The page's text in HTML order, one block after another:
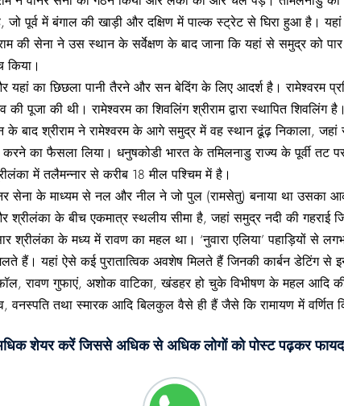
पूर्व में बंगाल की खाड़ी और दक्षिण में पाल्‍क स्‍ट्रेट से घिरा हुआ है।
की सेना ने उस स्थान के सर्वेक्षण के बाद जाना कि यहां से समुद्र को
किया।
का छिछला पानी तैरने और सन बेदिंग के लिए आदर्श है। रामेश्‍वरम
पूजा की थी। रामेश्वरम का शिवलिंग श्रीराम द्वारा स्थापित शिवलिंग है।
के बाद श्रीराम ने रामेश्वरम के आगे समुद्र में वह स्थान ढूंढ़ निकाला,
का फैसला लिया। धनुषकोडी भारत के तमिलनाडु राज्‍य के पूर्वी तट पर
में तलैमन्‍नार से करीब 18 मील पश्‍चिम में है।
सेना के माध्यम से नल और नील ने जो पुल (रामसेतु) बनाया था उसका
श्रीलंका के बीच एकमात्र स्‍थलीय सीमा है, जहां समुद्र नदी की गहराई
श्रीलंका के मध्य में रावण का महल था। ‘नुवारा एलिया’ पहाड़ियों
हैं। यहां ऐसे कई पुरातात्विक अवशेष मिलते हैं जिनकी कार्बन डेटिंग से
रावण गुफाएं, अशोक वाटिका, खंडहर हो चुके विभीषण के महल आदि
वनस्पति तथा स्मारक आदि बिलकुल वैसे ही हैं जैसे कि रामायण में वर्णित
शेयर करें जिससे अधिक से अधिक लोगों को पोस्ट पढ़कर